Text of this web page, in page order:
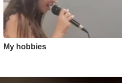
My hobbies